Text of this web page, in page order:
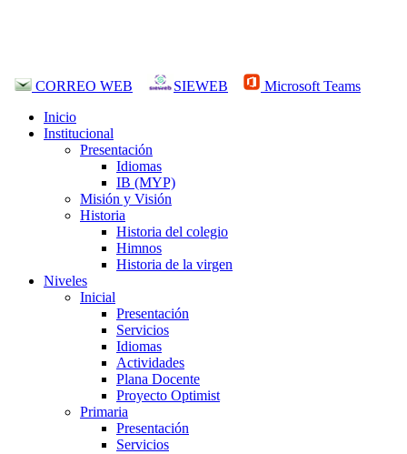
CORREO WEB SIEWEB
Microsoft Teams
Inicio
Institucional
Presentación
Idiomas
IB (MYP)
Misión y Visión
Historia
Historia del colegio
Himnos
Historia de la virgen
Niveles
Inicial
Presentación
Servicios
Idiomas
Actividades
Plana Docente
Proyecto Optimist
Primaria
Presentación
Servicios